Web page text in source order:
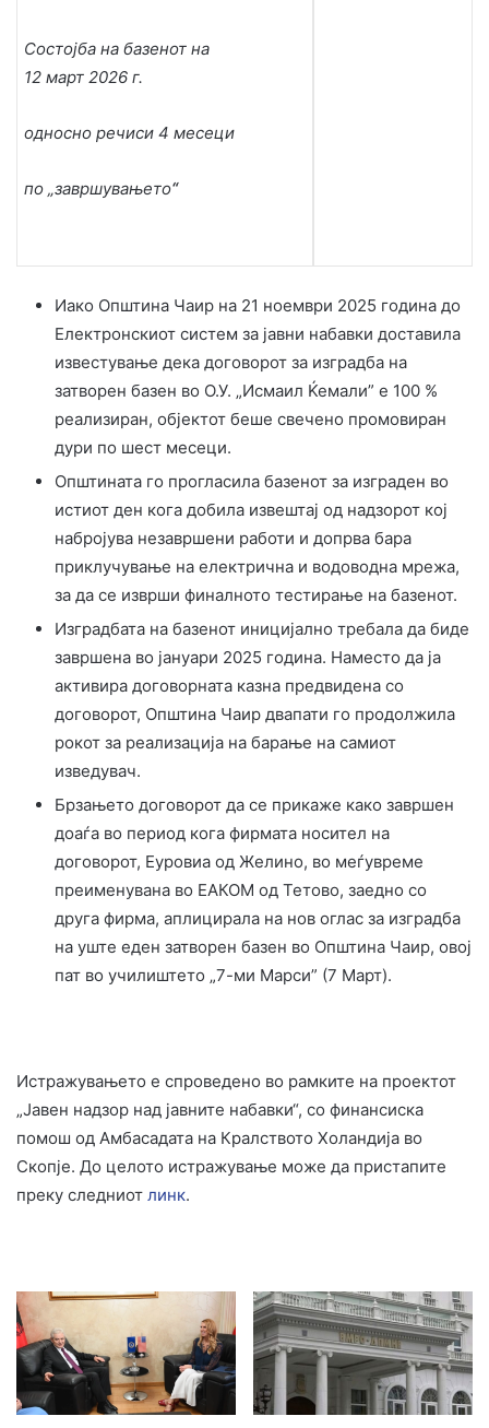
Состојба на базенот на
12 март 2026 г.
односно речиси 4 месеци
по „завршувањето“
Иако Општина Чаир на 21 ноември 2025 година до
Електронскиот систем за јавни набавки доставила
известување дека договорот за изградба на
затворен базен во О.У. „Исмаил Ќемали” е 100 %
реализиран, објектот беше свечено промовиран
дури по шест месеци.
Општината го прогласила базенот за изграден во
истиот ден кога добила извештај од надзорот кој
набројува незавршени работи и допрва бара
приклучување на електрична и водоводна мрежа,
за да се изврши финалното тестирање на базенот.
Изградбата на базенот иницијално требала да биде
завршена во јануари 2025 година. Наместо да ја
активира договорната казна предвидена со
договорот, Општина Чаир двапати го продолжила
рокот за реализација на барање на самиот
изведувач.
Брзањето договорот да се прикаже како завршен
доаѓа во период кога фирмата носител на
договорот, Еуровиа од Желино, во меѓувреме
преименувана во ЕАКОМ од Тетово, заедно со
друга фирма, аплицирала на нов оглас за изградба
на уште еден затворен базен во Општина Чаир, овој
пат во училиштето „7-ми Марси” (7 Март).
Истражувањето е спроведено во рамките на проектот
„Јавен надзор над јавните набавки“, со финансиска
помош од Амбасадата на Кралството Холандија во
Скопје. До целото истражување може да пристапите
преку следниот линк.